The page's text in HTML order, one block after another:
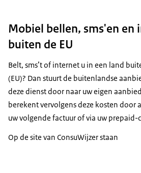
Mobiel bellen, sms'en en
buiten de EU
Belt, sms’t of internet u in een land
(EU)? Dan stuurt de buitenlandse
deze dienst door naar uw eigen
berekent vervolgens deze kosten door
uw volgende factuur of via uw prepaid-
Op de site van ConsuWijzer staan